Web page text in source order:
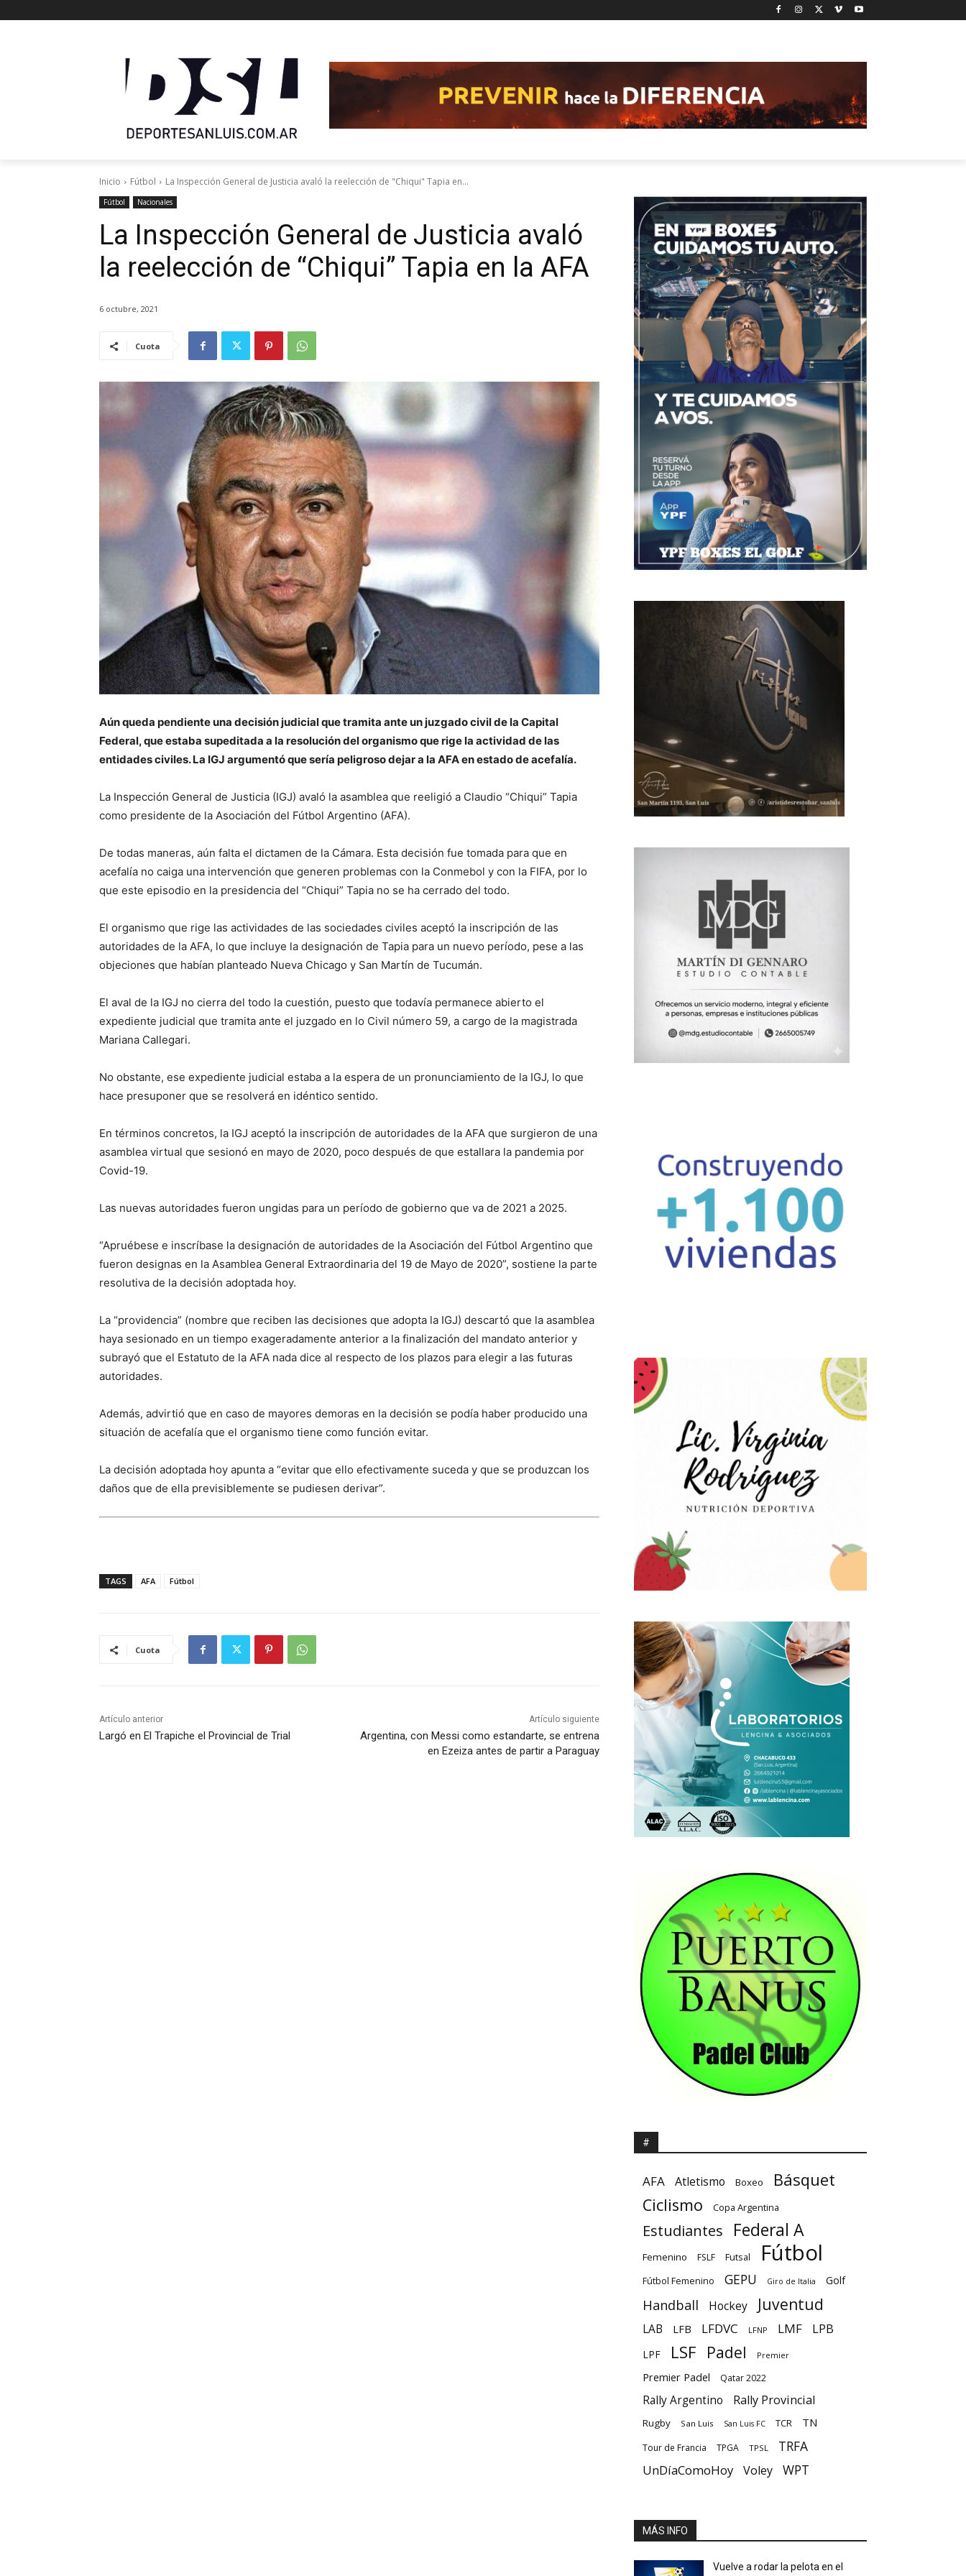
Inicio Fútbol La Inspección General de Justicia avaló la reelección de "Chiqui" Tapia en...
Fútbol Nacionales
La Inspección General de Justicia avaló
la reelección de “Chiqui” Tapia en la AFA
6 octubre, 2021
Cuota
Aún queda pendiente una decisión judicial que tramita ante un juzgado civil de la Capital
Federal, que estaba supeditada a la resolución del organismo que rige la actividad de las
entidades civiles. La IGJ argumentó que sería peligroso dejar a la AFA en estado de acefalía.
La Inspección General de Justicia (IGJ) avaló la asamblea que reeligió a Claudio “Chiqui” Tapia
como presidente de la Asociación del Fútbol Argentino (AFA).
De todas maneras, aún falta el dictamen de la Cámara. Esta decisión fue tomada para que en
acefalía no caiga una intervención que generen problemas con la Conmebol y con la FIFA, por lo
que este episodio en la presidencia del “Chiqui” Tapia no se ha cerrado del todo.
El organismo que rige las actividades de las sociedades civiles aceptó la inscripción de las
autoridades de la AFA, lo que incluye la designación de Tapia para un nuevo período, pese a las
objeciones que habían planteado Nueva Chicago y San Martín de Tucumán.
El aval de la IGJ no cierra del todo la cuestión, puesto que todavía permanece abierto el
expediente judicial que tramita ante el juzgado en lo Civil número 59, a cargo de la magistrada
Mariana Callegari.
No obstante, ese expediente judicial estaba a la espera de un pronunciamiento de la IGJ, lo que
hace presuponer que se resolverá en idéntico sentido.
En términos concretos, la IGJ aceptó la inscripción de autoridades de la AFA que surgieron de una
asamblea virtual que sesionó en mayo de 2020, poco después de que estallara la pandemia por
Covid-19.
Las nuevas autoridades fueron ungidas para un período de gobierno que va de 2021 a 2025.
“Apruébese e inscríbase la designación de autoridades de la Asociación del Fútbol Argentino que
fueron designas en la Asamblea General Extraordinaria del 19 de Mayo de 2020”, sostiene la parte
resolutiva de la decisión adoptada hoy.
La “providencia” (nombre que reciben las decisiones que adopta la IGJ) descartó que la asamblea
haya sesionado en un tiempo exageradamente anterior a la finalización del mandato anterior y
subrayó que el Estatuto de la AFA nada dice al respecto de los plazos para elegir a las futuras
autoridades.
Además, advirtió que en caso de mayores demoras en la decisión se podía haber producido una
situación de acefalía que el organismo tiene como función evitar.
La decisión adoptada hoy apunta a “evitar que ello efectivamente suceda y que se produzcan los
daños que de ella previsiblemente se pudiesen derivar”.
TAGS AFA Fútbol
Cuota
Artículo anterior
Largó en El Trapiche el Provincial de Trial
Artículo siguiente
Argentina, con Messi como estandarte, se entrena
en Ezeiza antes de partir a Paraguay
#
AFA Atletismo Boxeo Básquet
Ciclismo Copa Argentina
Estudiantes Federal A
Femenino FSLF Futsal Fútbol
Fútbol Femenino GEPU Giro de Italia Golf
Handball Hockey Juventud
LAB LFB LFDVC LFNP LMF LPB
LPF LSF Padel Premier
Premier Padel Qatar 2022
Rally Argentino Rally Provincial
Rugby San Luis San Luis FC TCR TN
Tour de Francia TPGA TPSL TRFA
UnDíaComoHoy Voley WPT
MÁS INFO
Vuelve a rodar la pelota en el